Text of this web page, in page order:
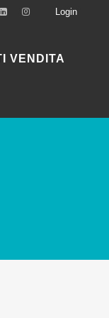
Login
VENDITA